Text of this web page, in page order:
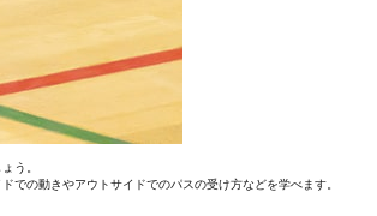
う。
の動きやアウトサイドでのパスの受け方などを学べます。